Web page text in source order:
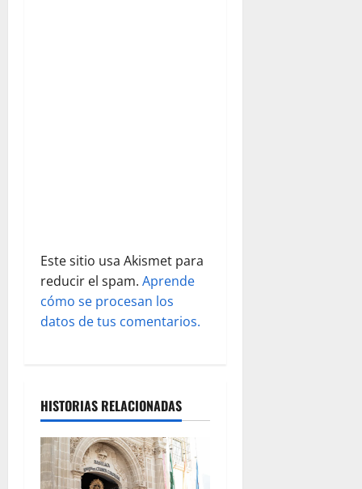
a
d
a
Este sitio usa Akismet para
reducir el spam. Aprende
cómo se procesan los
datos de tus comentarios.
HISTORIAS RELACIONADAS